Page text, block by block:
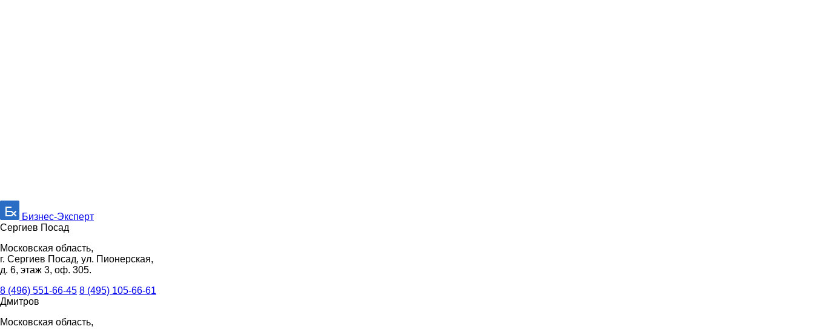
Бизнес-Эксперт
Сергиев Посад
Московская область,
г. Сергиев Посад, ул. Пионерская,
д. 6, этаж 3, оф. 305.
8 (496) 551-66-45 8 (495) 105-66-61
Дмитров
Московская область,